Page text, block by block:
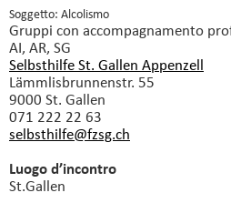
Soggetto: Alcolismo
Gruppi con accompagnamento
AI, AR, SG
Selbsthilfe St. Gallen Appenzell
Lämmlisbrunnenstr. 55
9000 St. Gallen
071 222 22 63
selbsthilfe@fzsg.ch
Luogo d’incontro
St.Gallen